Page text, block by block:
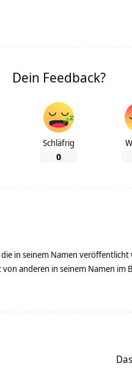
Dein Feedback?
Schläfrig
0
in seinem Namen
anderen in seinem Namen